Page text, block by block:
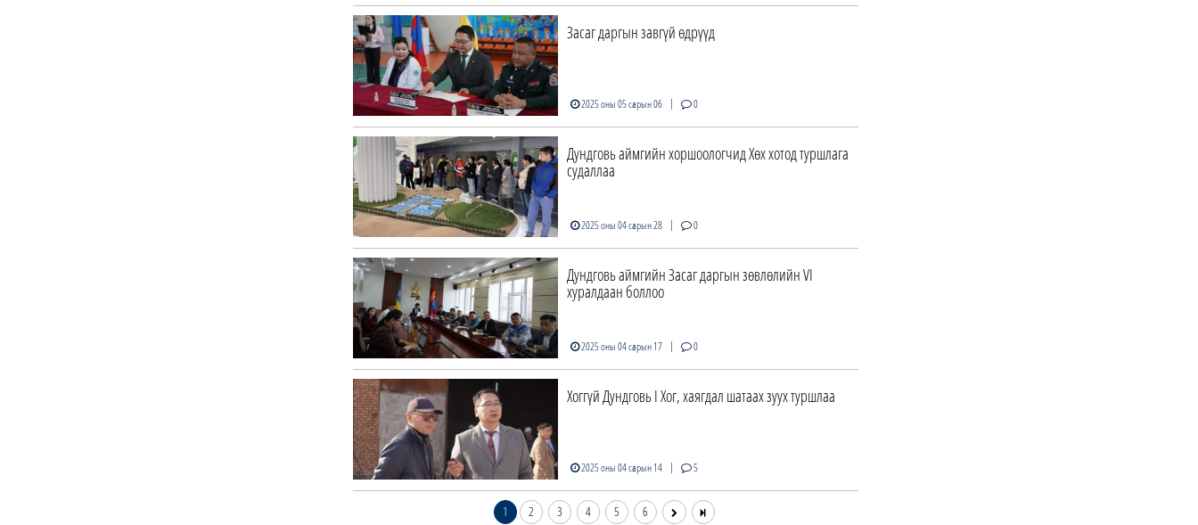
Засаг даргын завгүй өдрүүд
2025 оны 05 сарын 06 | 0
Дундговь аймгийн хоршоологчид Хөх хотод туршлага
судаллаа
2025 оны 04 сарын 28 | 0
Дундговь аймгийн Засаг даргын зөвлөлийн VI
хуралдаан боллоо
2025 оны 04 сарын 17 | 0
Хоггүй Дундговь I Хог, хаягдал шатаах зуух туршлаа
2025 оны 04 сарын 14 | 5
1 2 3 4 5 6